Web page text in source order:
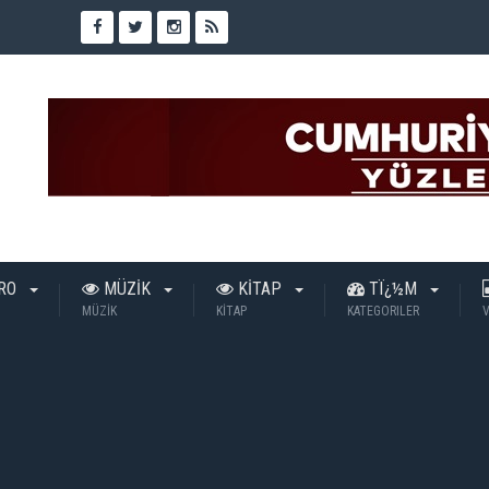
MÜZİK
MÜZİK
KİTAP
KİTAP
TÏ¿½M
KATEGORILER